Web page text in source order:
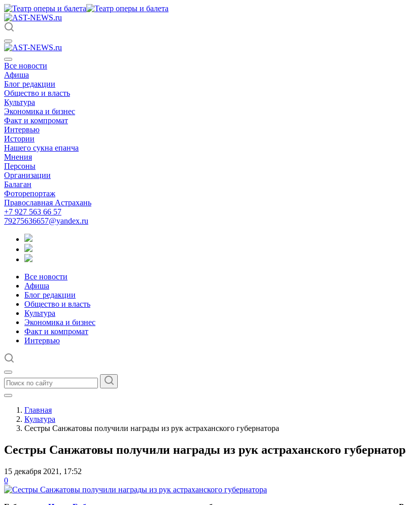
Все новости
Афиша
Блог редакции
Общество и власть
Культура
Экономика и бизнес
Факт и компромат
Интервью
Истории
Нашего сукна епанча
Мнения
Персоны
Организации
Балаган
Фоторепортаж
Православная Астрахань
+7 927 563 66 57
79275636657@yandex.ru
Все новости
Афиша
Блог редакции
Общество и власть
Культура
Экономика и бизнес
Факт и компромат
Интервью
Главная
Культура
Сестры Санжатовы получили награды из рук астраханского губернатора
Сестры Санжатовы получили награды из рук астраханского
15 декабря 2021, 17:52
0